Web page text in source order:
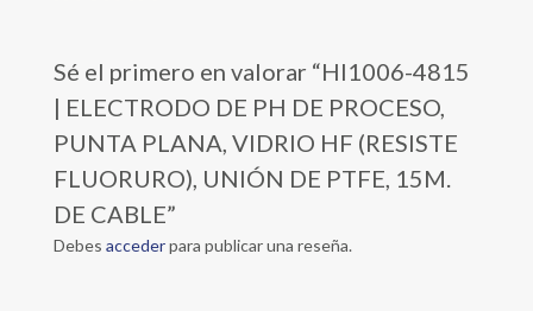
Sé el primero en valorar “HI1006-4815
| ELECTRODO DE PH DE PROCESO,
PUNTA PLANA, VIDRIO HF (RESISTE
FLUORURO), UNIÓN DE PTFE, 15M.
DE CABLE”
Debes accederpara publicar una reseña.